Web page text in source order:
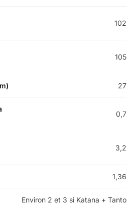
102
105
27
0,7
3,2
1,36
Environ 2 et 3 si Katana + Tanto